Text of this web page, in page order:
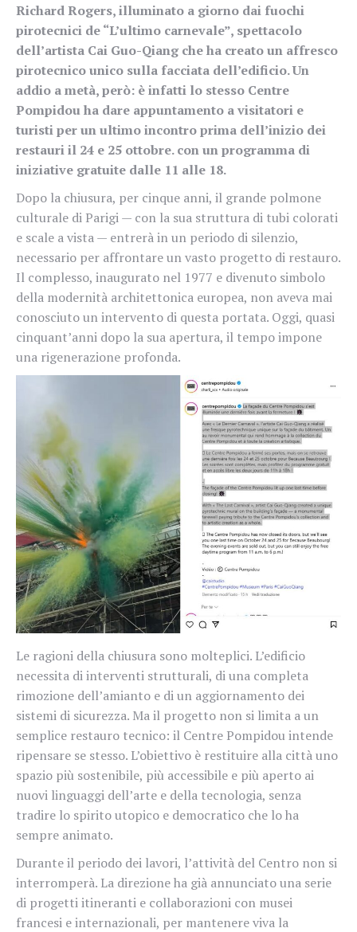
Richard Rogers, illuminato a giorno dai fuochi
pirotecnici de “L’ultimo carnevale”, spettacolo
dell’artista Cai Guo-Qiang che ha creato un affresco
pirotecnico unico sulla facciata dell’edificio. Un
addio a metà, però: è infatti lo stesso Centre
Pompidou ha dare appuntamento a visitatori e
turisti per un ultimo incontro prima dell’inizio dei
restauri il 24 e 25 ottobre. con un programma di
iniziative gratuite dalle 11 alle 18.
Dopo la chiusura, per cinque anni, il grande polmone
culturale di Parigi — con la sua struttura di tubi colorati
e scale a vista — entrerà in un periodo di silenzio,
necessario per affrontare un vasto progetto di restauro.
Il complesso, inaugurato nel 1977 e divenuto simbolo
della modernità architettonica europea, non aveva mai
conosciuto un intervento di questa portata. Oggi, quasi
cinquant’anni dopo la sua apertura, il tempo impone
una rigenerazione profonda.
Le ragioni della chiusura sono molteplici. L’edificio
necessita di interventi strutturali, di una completa
rimozione dell’amianto e di un aggiornamento dei
sistemi di sicurezza. Ma il progetto non si limita a un
semplice restauro tecnico: il Centre Pompidou intende
ripensare se stesso. L’obiettivo è restituire alla città uno
spazio più sostenibile, più accessibile e più aperto ai
nuovi linguaggi dell’arte e della tecnologia, senza
tradire lo spirito utopico e democratico che lo ha
sempre animato.
Durante il periodo dei lavori, l’attività del Centro non si
interromperà. La direzione ha già annunciato una serie
di progetti itineranti e collaborazioni con musei
francesi e internazionali, per mantenere viva la